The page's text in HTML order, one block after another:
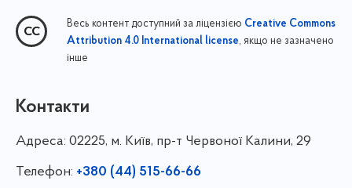
Весь контент доступний за ліцензією Creative Commons
Attribution 4.0 International license, якщо не зазначено
інше
Контакти
Адреса: 02225, м. Київ, пр-т Червоної Калини, 29
Телефон: +380 (44) 515-66-66